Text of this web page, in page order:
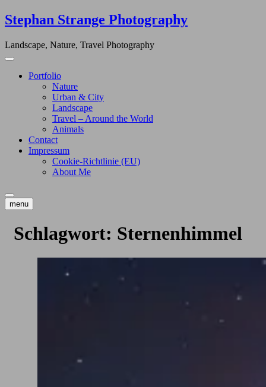
Skip
to
Stephan Strange Photography
Landscape, Nature, Travel Photography
Portfolio
Nature
Urban & City
Landscape
Travel – Around the World
Animals
Contact
Impressum
Cookie-Richtlinie (EU)
About Me
menu
Schlagwort: Sternenhimmel